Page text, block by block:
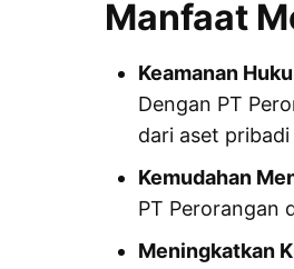
Manfaat
Keamanan
Dengan PT
dari aset
Kemudahan
PT Perorangan
Meningkatkan